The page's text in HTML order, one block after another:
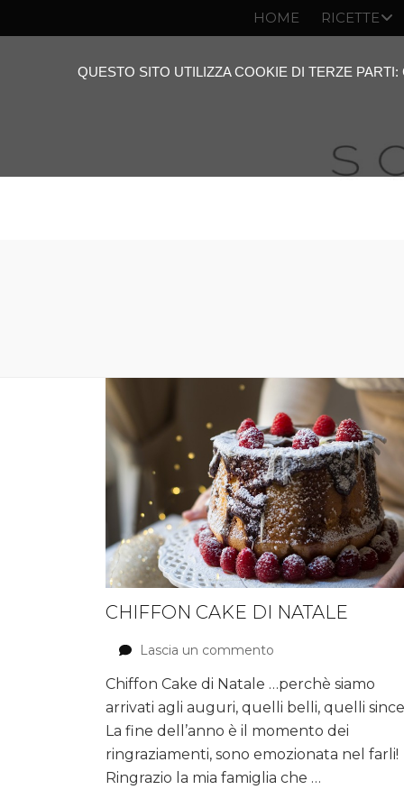
HOME RICETTE
CHIFFON CAKE DI NATALE
Lascia un commento
Cake
di
Natale
Chiffon Cake di Natale …perchè siamo
arrivati agli auguri, quelli belli, quelli
La fine dell’anno è il momento dei
ringraziamenti, sono emozionata nel farli!
Ringrazio la mia famiglia che …
QUESTO SITO UTILIZZA COOKIE DI TERZE